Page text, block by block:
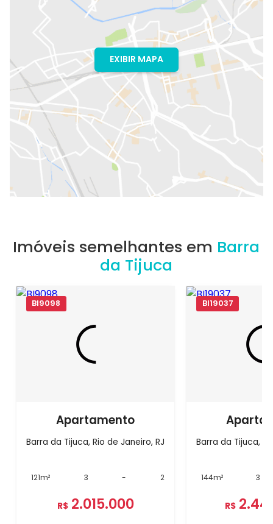
EXIBIR MAPA
Imóveis semelhantes em Barra
da Tijuca
BI9098
Apartamento
Barra da Tijuca, Rio de Janeiro, RJ
121m² 3 - 2
R$ 2.015.000
BI19037
Barra da Tijuca,
144m² 3
R$